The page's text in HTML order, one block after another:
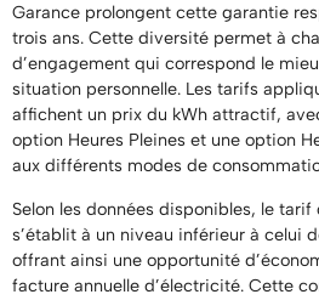
Garance prolongent cette garantie
trois ans. Cette diversité permet à
d’engagement qui correspond le
situation personnelle. Les tarifs
affichent un prix du kWh attractif,
option Heures Pleines et une option
aux différents modes de
Selon les données disponibles, le tarif
s’établit à un niveau inférieur à celui
offrant ainsi une opportunité
facture annuelle d’électricité. Cette